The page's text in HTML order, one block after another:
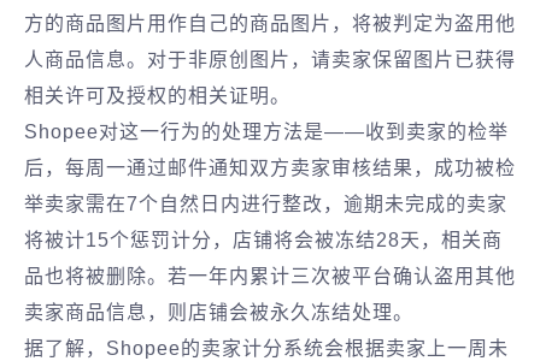
方的商品图片用作自己的商品图片，将被判定为盗用他
人商品信息。对于非原创图片，请卖家保留图片已获得
相关许可及授权的相关证明。
Shopee对这一行为的处理方法是——收到卖家的检举
后，每周一通过邮件通知双方卖家审核结果，成功被检
举卖家需在7个自然日内进行整改，逾期未完成的卖家
将被计15个惩罚计分，店铺将会被冻结28天，相关商
品也将被删除。若一年内累计三次被平台确认盗用其他
卖家商品信息，则店铺会被永久冻结处理。
据了解，Shopee的卖家计分系统会根据卖家上一周未